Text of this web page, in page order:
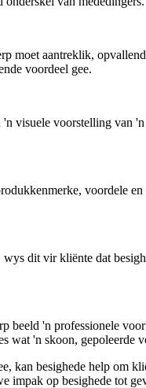
moet aantreklik,
voordeel gee.
visuele voorstelling van
voordele
dit vir kliënte dat
beeld 'n professionele
wat 'n skoon, gepoleerde
kan besighede help om
impak op besighede tot